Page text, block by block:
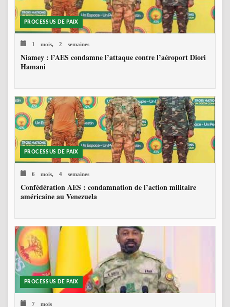
PROCESSUS DE PAIX
1 mois, 2 semaines
Niamey : l’AES condamne l’attaque contre l’aéroport Diori
Hamani
PROCESSUS DE PAIX
6 mois, 4 semaines
Confédération AES : condamnation de l’action militaire
américaine au Venezuela
PROCESSUS DE PAIX
7 mois